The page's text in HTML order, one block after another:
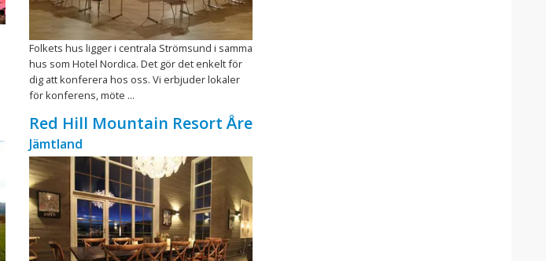
Folkets hus ligger i centrala Strömsund i samma
hus som Hotel Nordica. Det gör det enkelt för
dig att konferera hos oss. Vi erbjuder lokaler
för konferens, möte ...
Red Hill Mountain Resort Åre
Jämtland